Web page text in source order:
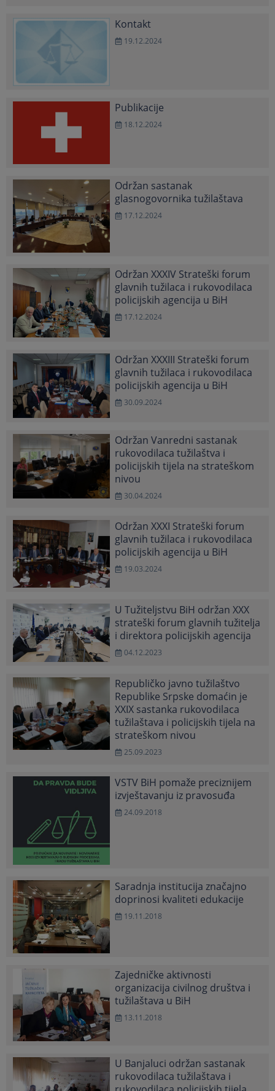
Kontakt
19.12.2024
Publikacije
18.12.2024
Održan sastanak
glasnogovornika tužilaštava
17.12.2024
Održan XXXIV Strateški forum
glavnih tužilaca i rukovodilaca
policijskih agencija u BiH
17.12.2024
Održan XXXIII Strateški forum
glavnih tužilaca i rukovodilaca
policijskih agencija u BiH
30.09.2024
Održan Vanredni sastanak
rukovodilaca tužilaštva i
policijskih tijela na strateškom
nivou
30.04.2024
Održan XXXI Strateški forum
glavnih tužilaca i rukovodilaca
policijskih agencija u BiH
19.03.2024
U Tužiteljstvu BiH održan XXX
strateški forum glavnih tužitelja
i direktora policijskih agencija
04.12.2023
Republičko javno tužilaštvo
Republike Srpske domaćin je
XXIX sastanka rukovodilaca
tužilaštava i policijskih tijela na
strateškom nivou
25.09.2023
VSTV BiH pomaže preciznijem
izvještavanju iz pravosuđa
24.09.2018
Saradnja institucija značajno
doprinosi kvaliteti edukacije
19.11.2018
Zajedničke aktivnosti
organizacija civilnog društva i
tužilaštava u BiH
13.11.2018
U Banjaluci održan sastanak
rukovodilaca tužilaštava i